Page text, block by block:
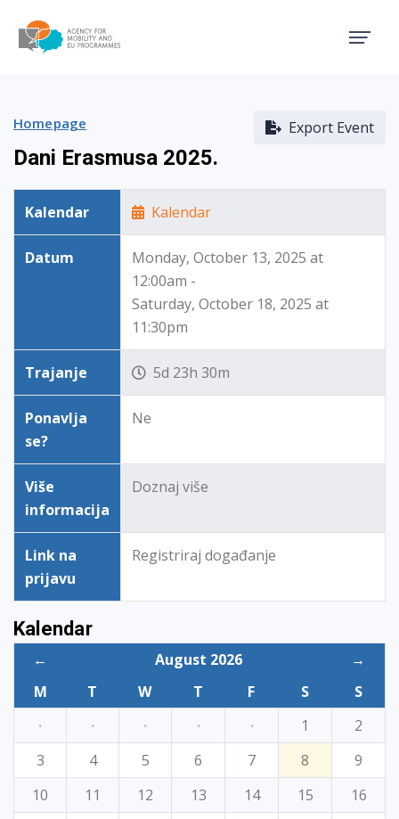
Export Event
Homepage
Dani Erasmusa 2025.
Kalendar Kalendar
Datum
Monday, October 13, 2025 at
12:00am -
Saturday, October 18, 2025 at
11:30pm
Trajanje 5d 23h 30m
Ponavlja
se?
Ne
Više
informacija
Doznaj više
Link na
prijavu
Registriraj događanje
Kalendar
← August 2026
→
M
T W T F S
S
·
· · · · 1
2
3
4 5 6 7 8
9
10
11 12 13 14 15
16